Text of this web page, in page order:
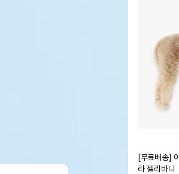
[무료배송]
라 젤리바니